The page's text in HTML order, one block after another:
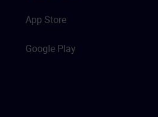
App Store
Google Play